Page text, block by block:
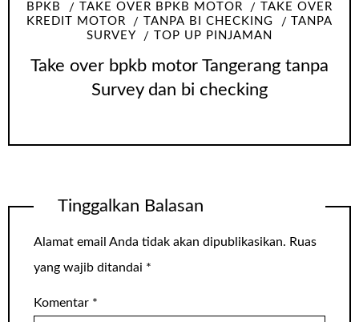
BPKB
TAKE OVER BPKB MOTOR
TAKE OVER
KREDIT MOTOR
TANPA BI CHECKING
TANPA
SURVEY
TOP UP PINJAMAN
Take over bpkb motor Tangerang tanpa
Survey dan bi checking
Tinggalkan Balasan
Alamat email Anda tidak akan dipublikasikan. Ruas
yang wajib ditandai *
Komentar *